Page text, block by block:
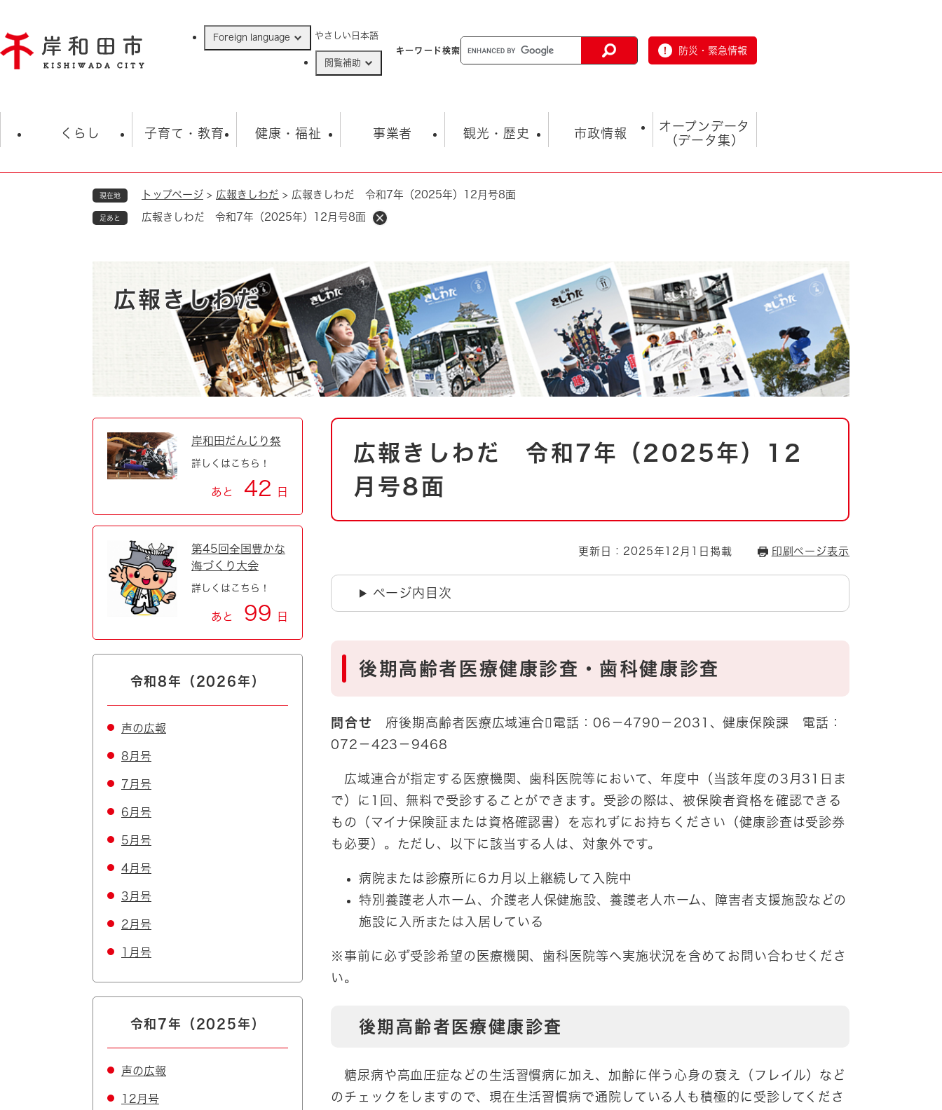
ジ
の
Foreign language やさしい日本語
閲覧補助
キーワード検索 防災・緊急情報
くらし
住民票・戸籍
救急・消防
防災・防犯 上水道・下水道
住宅
おくやみ
地域コミュニティ・ボラン
道路・河川・交通 まちづくり
国際交流
子育て・教育
学校 子育て
健康・福祉
福祉・健康・生活 生涯学習・スポーツ
事業者
入札・契約情報
とじる
観光・歴史
観光 観光スポット
とじる
市政情報
市の概要 総合計画
市政
市役所・施設の案内
とじる
オープンデータ
（データ集）
オープンデータ
現在地 トップページ > 広報きしわだ > 広報きしわだ 令和7年（2025年）12月号8面
足あと 広報きしわだ 令和7年（2025年）12月号8面
広報きしわだ
本
広報きしわだ 令和7年（2025年）12
月号8面
更新日：2025年12月1日掲載 印刷ページ表示
ページ内目次
後期高齢者医療健康診査・歯科健康診査
問合せ
府後期高齢者医療広域連合電話：06－4790－2031、健康保険課 電話：
072－423－9468
広域連合が指定する医療機関、歯科医院等において、年度中（当該年度の3月31日ま
で）に1回、無料で受診することができます。受診の際は、被保険者資格を確認できる
もの（マイナ保険証または資格確認書）を忘れずにお持ちください（健康診査は受診券
も必要）。ただし、以下に該当する人は、対象外です。
病院または診療所に6カ月以上継続して入院中
特別養護老人ホーム、介護老人保健施設、養護老人ホーム、障害者支援施設などの
施設に入所または入居している
※事前に必ず受診希望の医療機関、歯科医院等へ実施状況を含めてお問い合わせくださ
い。
後期高齢者医療健康診査
糖尿病や高血圧症などの生活習慣病に加え、加齢に伴う心身の衰え（フレイル）など
のチェックをしますので、現在生活習慣病で通院している人も積極的に受診してくださ
岸和田だんじり祭
詳しくはこちら！
あと 42 日
第45回全国豊かな
海づくり大会
詳しくはこちら！
あと 99 日
令和8年（2026年）
声の広報
8月号
7月号
6月号
5月号
4月号
3月号
2月号
1月号
令和7年（2025年）
声の広報
12月号